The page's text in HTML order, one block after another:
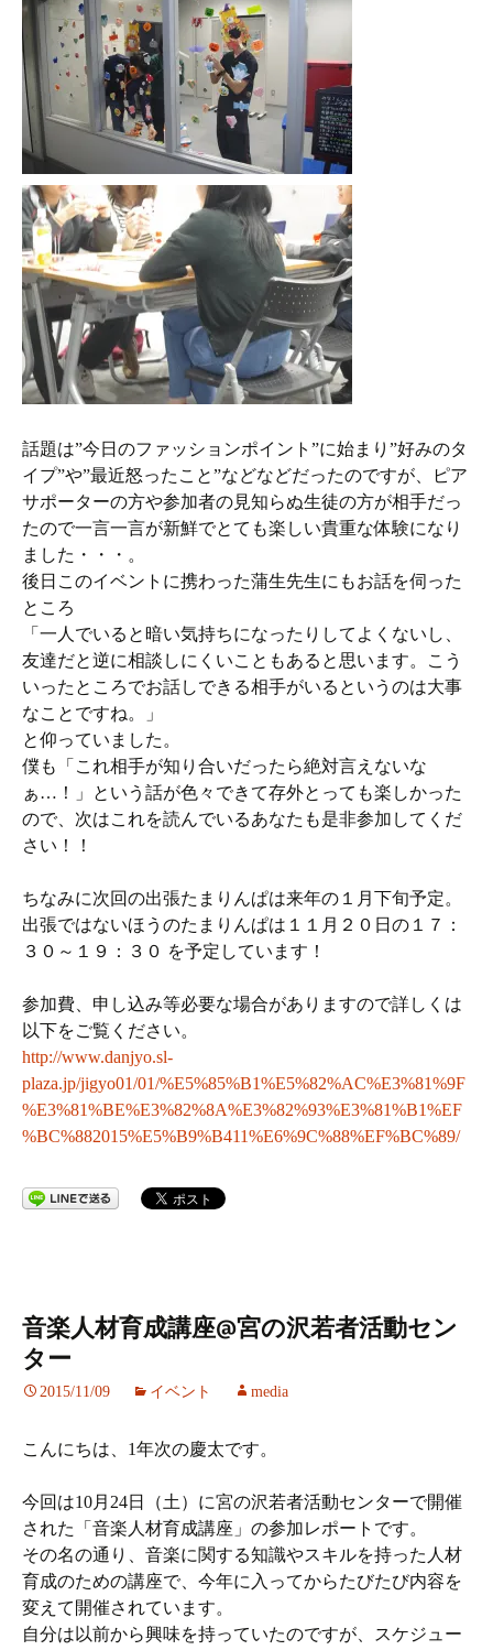
話題は”今日のファッションポイント”に始まり”好みのタ
イプ”や”最近怒ったこと”などなどだったのですが、ピア
サポーターの方や参加者の見知らぬ生徒の方が相手だっ
たので一言一言が新鮮でとても楽しい貴重な体験になり
ました・・・。
後日このイベントに携わった蒲生先生にもお話を伺った
ところ
「一人でいると暗い気持ちになったりしてよくないし、
友達だと逆に相談しにくいこともあると思います。こう
いったところでお話しできる相手がいるというのは大事
なことですね。」
と仰っていました。
僕も「これ相手が知り合いだったら絶対言えないな
ぁ…！」という話が色々できて存外とっても楽しかった
ので、次はこれを読んでいるあなたも是非参加してくだ
さい！！
ちなみに次回の出張たまりんぱは来年の１月下旬予定。
出張ではないほうのたまりんぱは１１月 ２０日 の １７：
３０～１９：３０ を予定しています！
参加費、申し込み等必要な場合がありますので詳しくは
以下をご覧ください。
http://www.danjyo.sl-
plaza.jp/jigyo01/01/%E5%85%B1%E5%82%AC%E3%81%9F
%E3%81%BE%E3%82%8A%E3%82%93%E3%81%B1%EF
%BC%882015%E5%B9%B411%E6%9C%88%EF%BC%89/
音楽人材育成講座@宮の沢若者活動セン
ター
2015/11/09 イベント media
こんにちは、1年次の慶太です。
今回は10月24日（土）に宮の沢若者活動センターで開催
された「音楽人材育成講座」の参加レポートです。
その名の通り、音楽に関する知識やスキルを持った人材
育成のための講座で、今年に入ってからたびたび内容を
変えて開催されています。
自分は以前から興味を持っていたのですが、スケジュー